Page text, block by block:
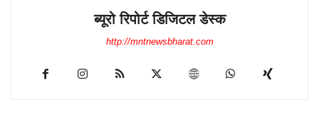
ब्यूरो रिपोर्ट डिजिटल डेस्क
http://mntnewsbharat.com